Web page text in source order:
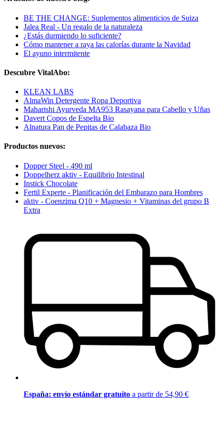
BE THE CHANGE: Suplementos alimenticios de Suiza
Jalea Real - Un regalo de la naturaleza
¿Estás durmiendo lo suficiente?
Cómo mantener a raya las calorías durante la Navidad
El ayuno intermitente
Descubre VitalAbo:
KLEAN LABS
AlmaWin Detergente Ropa Deportiva
Maharishi Ayurveda MA953 Rasayana para Cabello y Uñas
Davert Copos de Espelta Bio
Alnatura Pan de Pepitas de Calabaza Bio
Productos nuevos:
Dopper Steel - 490 ml
Doppelherz aktiv - Equilibrio Intestinal
Instick Chocolate
Fertil Experte - Planificación del Embarazo para Hombres
aktiv - Coenzima Q10 + Magnesio + Vitaminas del grupo B
Extra
España: envío estándar gratuito a partir de 54,90 €